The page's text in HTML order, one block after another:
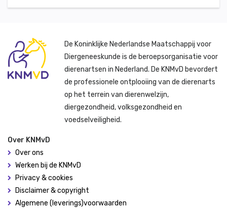
De Koninklijke Nederlandse Maatschappij voor
Diergeneeskunde is de beroepsorganisatie voor
dierenartsen in Nederland. De KNMvD bevordert
de professionele ontplooiing van de dierenarts
op het terrein van dierenwelzijn,
diergezondheid, volksgezondheid en
voedselveiligheid.
Over KNMvD
Over ons
Werken bij de KNMvD
Privacy & cookies
Disclaimer & copyright
Algemene (leverings)voorwaarden